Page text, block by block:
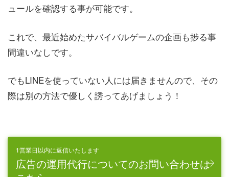
ュールを確認する事が可能です。
これで、最近始めたサバイバルゲームの企画も捗る事
間違いなしです。
でもLINEを使っていない人には届きませんので、その
際は別の方法で優しく誘ってあげましょう！
1営業日以内に返信いたします
広告の運用代行についてのお問い合わせは